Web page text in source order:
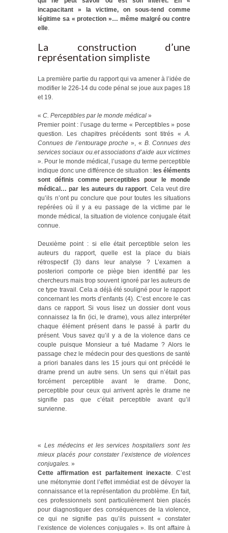
incapacitant » la victime, on sous-tend comme
légitime sa « protection »… même malgré ou contre
elle.
La construction d’une
représentation simpliste
La première partie du rapport qui va amener à l’idée de
modifier le 226-14 du code pénal se joue aux pages 18
et 19.
« C. Perceptibles par le monde médical »
Premier point : l’usage du terme « Perceptibles » pose
question. Les chapitres précédents sont titrés «A.
Connues de l’entourage proche », « B. Connues des
services sociaux ou.et associations d’aide aux victimes
». Pour le monde médical, l’usage du terme perceptible
indique donc une différence de situation : les éléments
sont définis comme perceptibles pour le monde
médical… par les auteurs du rapport. Cela veut dire
qu’ils n’ont pu conclure que pour toutes les situations
repérées où il y a eu passage de la victime par le
monde médical, la situation de violence conjugale était
connue.
Deuxième point : si elle était perceptible selon les
auteurs du rapport, quelle est la place du biais
rétrospectif (3) dans leur analyse ? L’examen a
posteriori comporte ce piège bien identifié par les
chercheurs mais trop souvent ignoré par les auteurs de
ce type travail. Cela a déjà été souligné pour le rapport
concernant les morts d’enfants (4). C’est encore le cas
dans ce rapport. Si vous lisez un dossier dont vous
connaissez la fin (ici, le drame), vous allez interpréter
chaque élément présent dans le passé à partir du
présent. Vous savez qu’il y a de la violence dans ce
couple puisque Monsieur a tué Madame ? Alors le
passage chez le médecin pour des questions de santé
a priori banales dans les 15 jours qui ont précédé le
drame prend un autre sens. Un sens qui n’était pas
forcément perceptible avant le drame. Donc,
perceptible pour ceux qui arrivent après le drame ne
signifie pas que c’était perceptible avant qu’il
survienne.
« Les médecins et les services hospitaliers sont les
mieux placés pour constater l’existence de violences
conjugales. »
Cette affirmation est parfaitement inexacte. C’est
une métonymie dont l’effet immédiat est de dévoyer la
connaissance et la représentation du problème. En fait,
ces professionnels sont particulièrement bien placés
pour diagnostiquer des conséquences de la violence,
ce qui ne signifie pas qu’ils puissent « constater
l’existence de violences conjugales ». Ils ont affaire à